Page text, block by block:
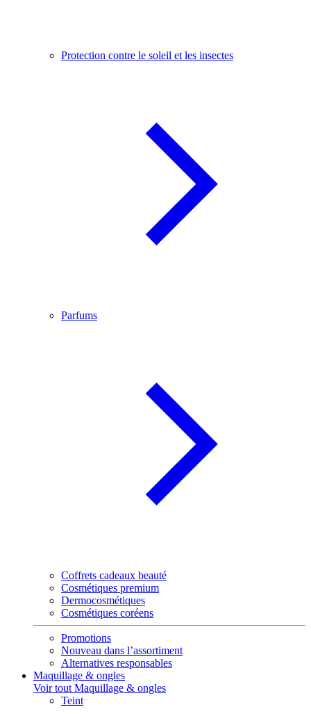
Protection contre le soleil et les insectes
Parfums
Coffrets cadeaux beauté
Cosmétiques premium
Dermocosmétiques
Cosmétiques coréens
Promotions
Nouveau dans l’assortiment
Alternatives responsables
Maquillage & ongles
Voir tout Maquillage & ongles
Teint